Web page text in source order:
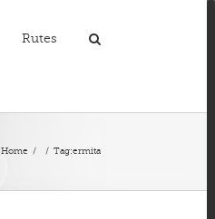
Rutes
Home / / Tag:ermita